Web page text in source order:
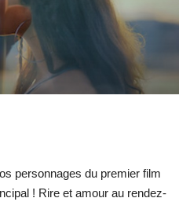
personnages du premier film
! Rire et amour au rendez-